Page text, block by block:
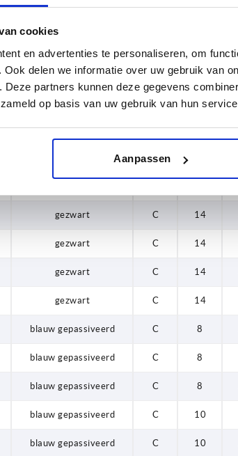
cookies
en advertenties te personaliseren, om
delen we informatie over uw gebruik van
Deze partners kunnen deze gegevens
op basis van uw gebruik van hun
Aanpassen
gezwart C 10
gezwart C 12
gezwart C 12
C
gezwart C 14
gezwart C 14
gezwart C 14
gezwart C 14
blauw gepassiveerd C 8
blauw gepassiveerd C 8
blauw gepassiveerd C 8
blauw gepassiveerd C 10
blauw gepassiveerd C 10